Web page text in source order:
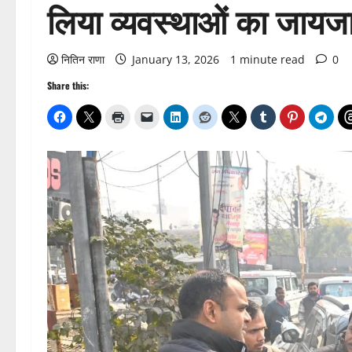
लिया व्यवस्थाओं का
नितिन राणा January 13, 2026 1 minute read 0
Share this: